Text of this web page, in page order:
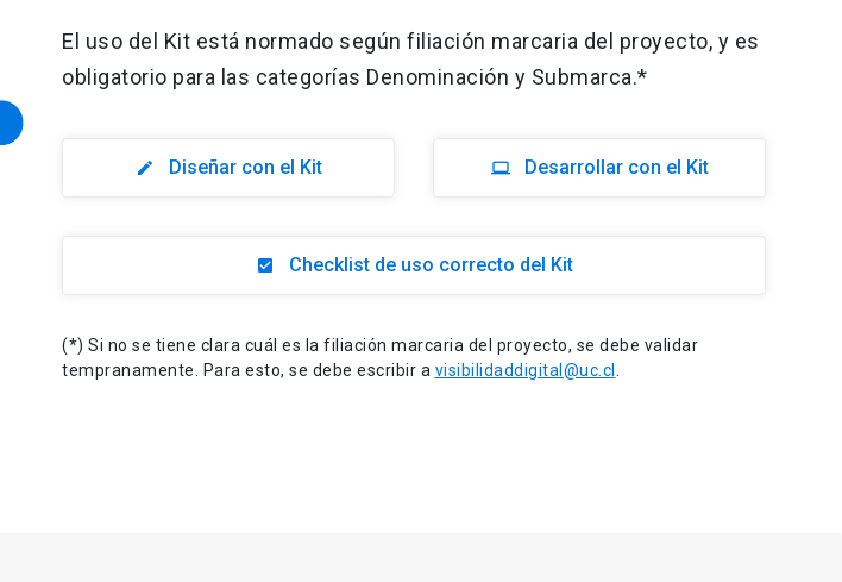
El uso del Kit está normado según filiación marcaria del proyecto, y es
obligatorio para las categorías Denominación y Submarca.*
edit Diseñar con el Kit laptop Desarrollar con el Kit
check_box Checklist de uso correcto del Kit
(*) Si no se tiene clara cuál es la filiación marcaria del proyecto, se debe validar
tempranamente. Para esto, se debe escribir a visibilidaddigital@uc.cl